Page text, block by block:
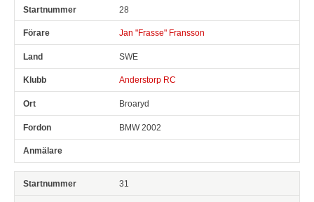
28
Jan "Frasse" Fransson
SWE
Anderstorp RC
Broaryd
BMW 2002
31